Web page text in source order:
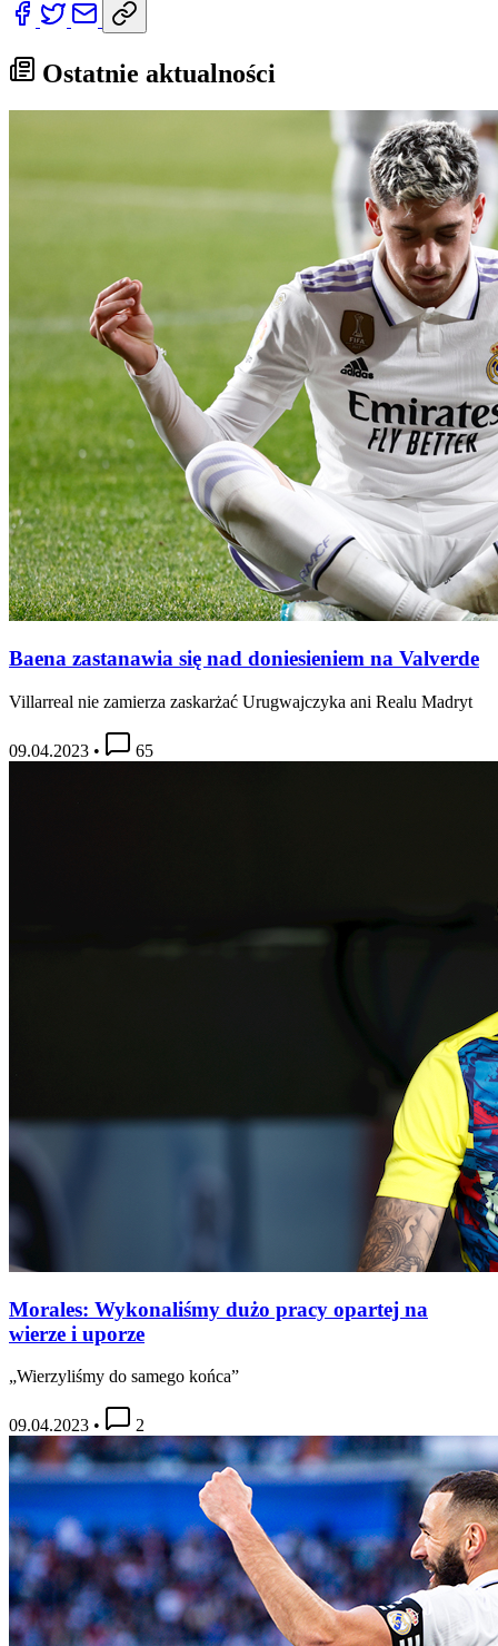
Ostatnie aktualności
Baena zastanawia się nad doniesieniem na Valverde
Villarreal nie zamierza zaskarżać Urugwajczyka ani Realu Madryt
09.04.2023 • 65
Morales: Wykonaliśmy dużo pracy opartej na
wierze i uporze
„Wierzyliśmy do samego końca”
09.04.2023 • 2